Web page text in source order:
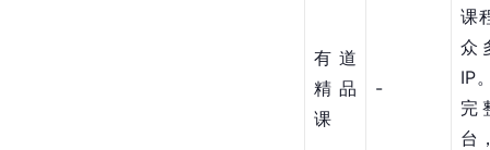
有道
精品
课
-
课
众
IP
完
台